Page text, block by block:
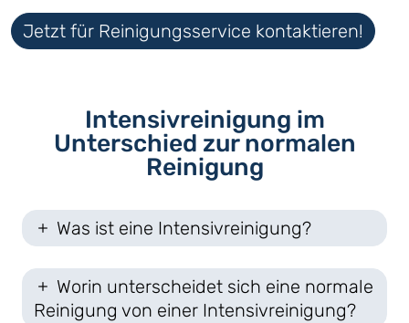
Jetzt für Reinigungsservice kontaktieren!
Intensivreinigung im
Unterschied zur normalen
Reinigung
Was ist eine Intensivreinigung?
Worin unterscheidet sich eine normale
Reinigung von einer Intensivreinigung?